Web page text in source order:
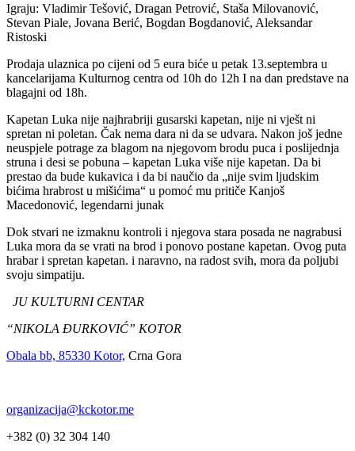
Igraju: Vladimir Tešović, Dragan Petrović, Staša Milovanović,
Stevan Piale, Jovana Berić, Bogdan Bogdanović, Aleksandar
Ristoski
Prodaja ulaznica po cijeni od 5 eura biće u petak 13.septembra u
kancelarijama Kulturnog centra od 10h do 12h I na dan predstave na
blagajni od 18h.
Kapetan Luka nije najhrabriji gusarski kapetan, nije ni vješt ni
spretan ni poletan. Čak nema dara ni da se udvara. Nakon još jedne
neuspjele potrage za blagom na njegovom brodu puca i poslijednja
struna i desi se pobuna – kapetan Luka više nije kapetan. Da bi
prestao da bude kukavica i da bi naučio da „nije svim ljudskim
bićima hrabrost u mišićima“ u pomoć mu pritiče Kanjoš
Macedonović, legendarni junak
Dok stvari ne izmaknu kontroli i njegova stara posada ne nagrabusi
Luka mora da se vrati na brod i ponovo postane kapetan. Ovog puta
hrabar i spretan kapetan. i naravno, na radost svih, mora da poljubi
svoju simpatiju.
JU KULTURNI CENTAR
“NIKOLA ĐURKOVIĆ” KOTOR
Obala bb, 85330 Kotor, Crna Gora
organizacija@kckotor.me
+382 (0) 32 304 140